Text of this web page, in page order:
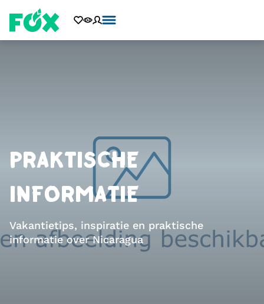
PRAKTISCHE
INFORMATIE
Vakantietips, inspiratie en praktische
informatie over Nicaragua